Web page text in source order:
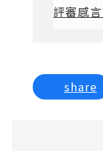
評審感言
share